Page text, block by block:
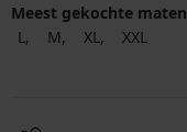
Meest gekochte maten
L
M XL XXL